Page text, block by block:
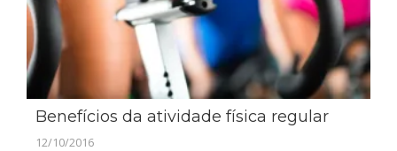
Benefícios da atividade física regular
12/10/2016